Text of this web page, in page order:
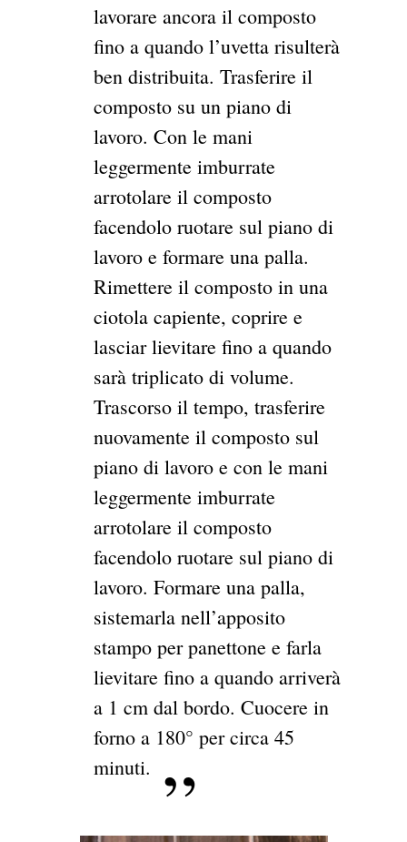
lavorare ancora il composto
fino a quando l’uvetta risulterà
ben distribuita. Trasferire il
composto su un piano di
lavoro. Con le mani
leggermente imburrate
arrotolare il composto
facendolo ruotare sul piano di
lavoro e formare una palla.
Rimettere il composto in una
ciotola capiente, coprire e
lasciar lievitare fino a quando
sarà triplicato di volume.
Trascorso il tempo, trasferire
nuovamente il composto sul
piano di lavoro e con le mani
leggermente imburrate
arrotolare il composto
facendolo ruotare sul piano di
lavoro. Formare una palla,
sistemarla nell’apposito
stampo per panettone e farla
lievitare fino a quando arriverà
a 1 cm dal bordo. Cuocere in
forno a 180° per circa 45
minuti.